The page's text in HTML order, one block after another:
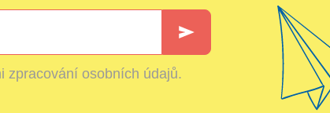
zpracování osobních údajů.